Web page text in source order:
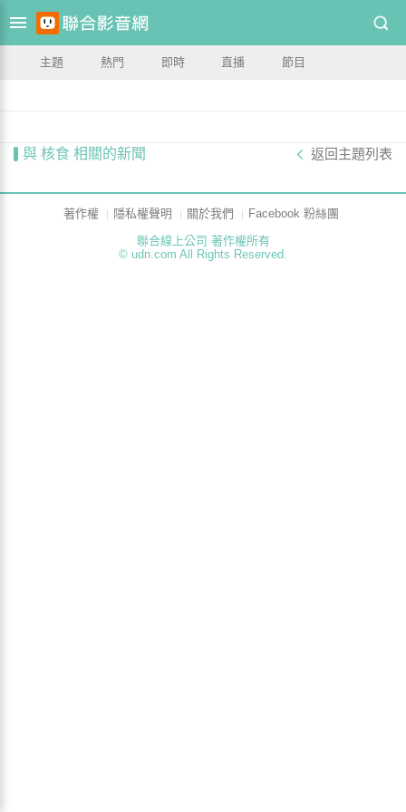
主題 熱門 即時 直播 節目
與 核食 相關的新聞 返回主題列表
著作權 隱私權聲明 關於我們
Facebook 粉絲團
聯合線上公司 著作權所有
© udn.com All Rights Reserved.